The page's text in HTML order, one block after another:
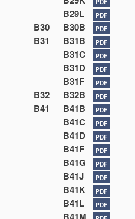
PDF
B29L PDF
B30 B30B PDF
B31 B31B PDF
B31C PDF
B31D PDF
B31F PDF
B32 B32B PDF
B41 B41B PDF
B41C PDF
B41D PDF
B41F PDF
B41G PDF
B41J PDF
B41K PDF
B41L PDF